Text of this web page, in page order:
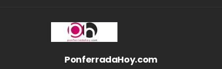
PonferradaHoy.com